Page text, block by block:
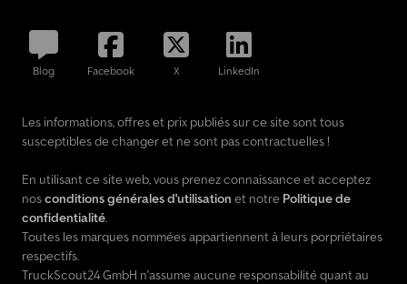
Blog Facebook X LinkedIn
Les informations, offres et prix publiés sur ce site sont tous
susceptibles de changer et ne sont pas contractuelles !
En utilisant ce site web, vous prenez connaissance et acceptez
nosconditions générales d'utilisation et notre Politique de
confidentialité.
Toutes les marques nommées appartiennent à leurs porpriétaires
respectifs.
TruckScout24 GmbH n'assume aucune responsabilité quant au